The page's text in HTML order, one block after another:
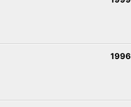
1996